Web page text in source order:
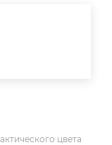
цвета